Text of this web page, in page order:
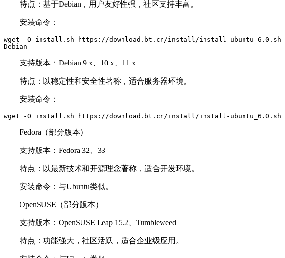
特点：基于Debian，用户友好性强，社区支持丰富。
安装命令：
wget -O install.sh https://download.bt.cn/install/install-ubuntu_6.0.sh
Debian
支持版本：Debian 9.x、10.x、11.x
特点：以稳定性和安全性著称，适合服务器环境。
安装命令：
wget -O install.sh https://download.bt.cn/install/install-ubuntu_6.0.sh
Fedora（部分版本）
支持版本：Fedora 32、33
特点：以最新技术和开源理念著称，适合开发环境。
安装命令：与Ubuntu类似。
OpenSUSE（部分版本）
支持版本：OpenSUSE Leap 15.2、Tumbleweed
特点：功能强大，社区活跃，适合企业级应用。